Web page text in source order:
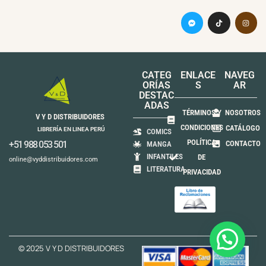
V Y D DISTRIBUIDORES
LIBRERÍA EN LINEA PERÚ
+51 988 053 501
online@vyddistribuidores.com
CATEG
ORÍAS
DESTAC
ADAS
COMICS
MANGA
INFANTILES
LITERATURA
ENLACE
S
TÉRMINOS Y
CONDICIONES
POLÍTICA
DE
PRIVACIDAD
NAVEG
AR
NOSOTROS
CATÁLOGO
CONTACTO
© 2025 V Y D DISTRIBUIDORES